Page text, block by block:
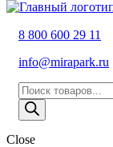
8 800 600 29 11
info@mirapark.ru
Поиск
товаров
Close